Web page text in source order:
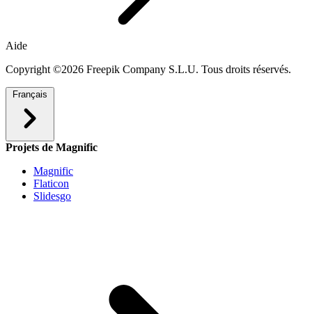
Aide
Copyright ©2026 Freepik Company S.L.U. Tous droits réservés.
Français
Projets de Magnific
Magnific
Flaticon
Slidesgo